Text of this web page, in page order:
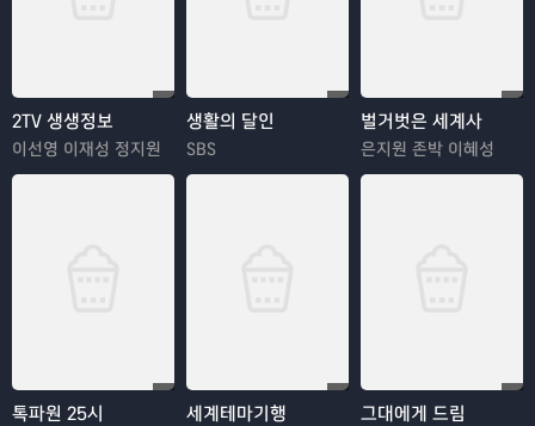
2TV 생생정보
이선영 이재성 정지원
생활의 달인
SBS
벌거벗은 세계사
은지원 존박 이혜성
톡파원 25시 세계테마기행 그대에게 드림